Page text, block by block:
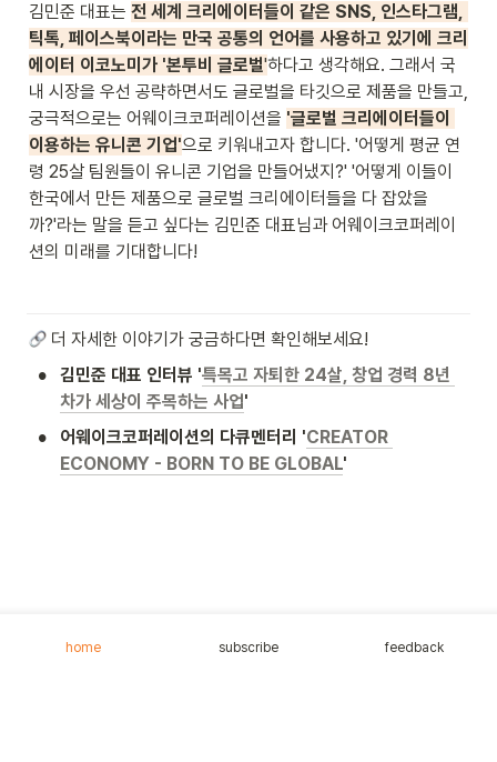
김민준 대표는 전 세계 크리에이터들이 같은 SNS, 인스타그램,
틱톡, 페이스북이라는 만국 공통의 언어를 사용하고 있기에 크리
에이터 이코노미가 '본투비 글로벌'하다고 생각해요. 그래서 국
내 시장을 우선 공략하면서도 글로벌을 타깃으로 제품을 만들고,
궁극적으로는 어웨이크코퍼레이션을 '글로벌 크리에이터들이
이용하는 유니콘 기업'으로 키워내고자 합니다. '어떻게 평균 연
령 25살 팀원들이 유니콘 기업을 만들어냈지?' '어떻게 이들이
한국에서 만든 제품으로 글로벌 크리에이터들을 다 잡았을
까?'라는 말을 듣고 싶다는 김민준 대표님과 어웨이크코퍼레이
션의 미래를 기대합니다!
더 자세한 이야기가 궁금하다면 확인해보세요!
• 김민준 대표 인터뷰 '특목고 자퇴한 24살, 창업 경력 8년
차가 세상이 주목하는 사업'
• 어웨이크코퍼레이션의 다큐멘터리 'CREATOR
ECONOMY - BORN TO BE GLOBAL'
home subscribe feedback